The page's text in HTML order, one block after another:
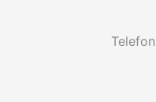
Telefon